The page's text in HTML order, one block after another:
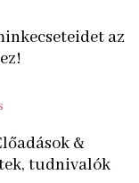
az
&
tudnivalók